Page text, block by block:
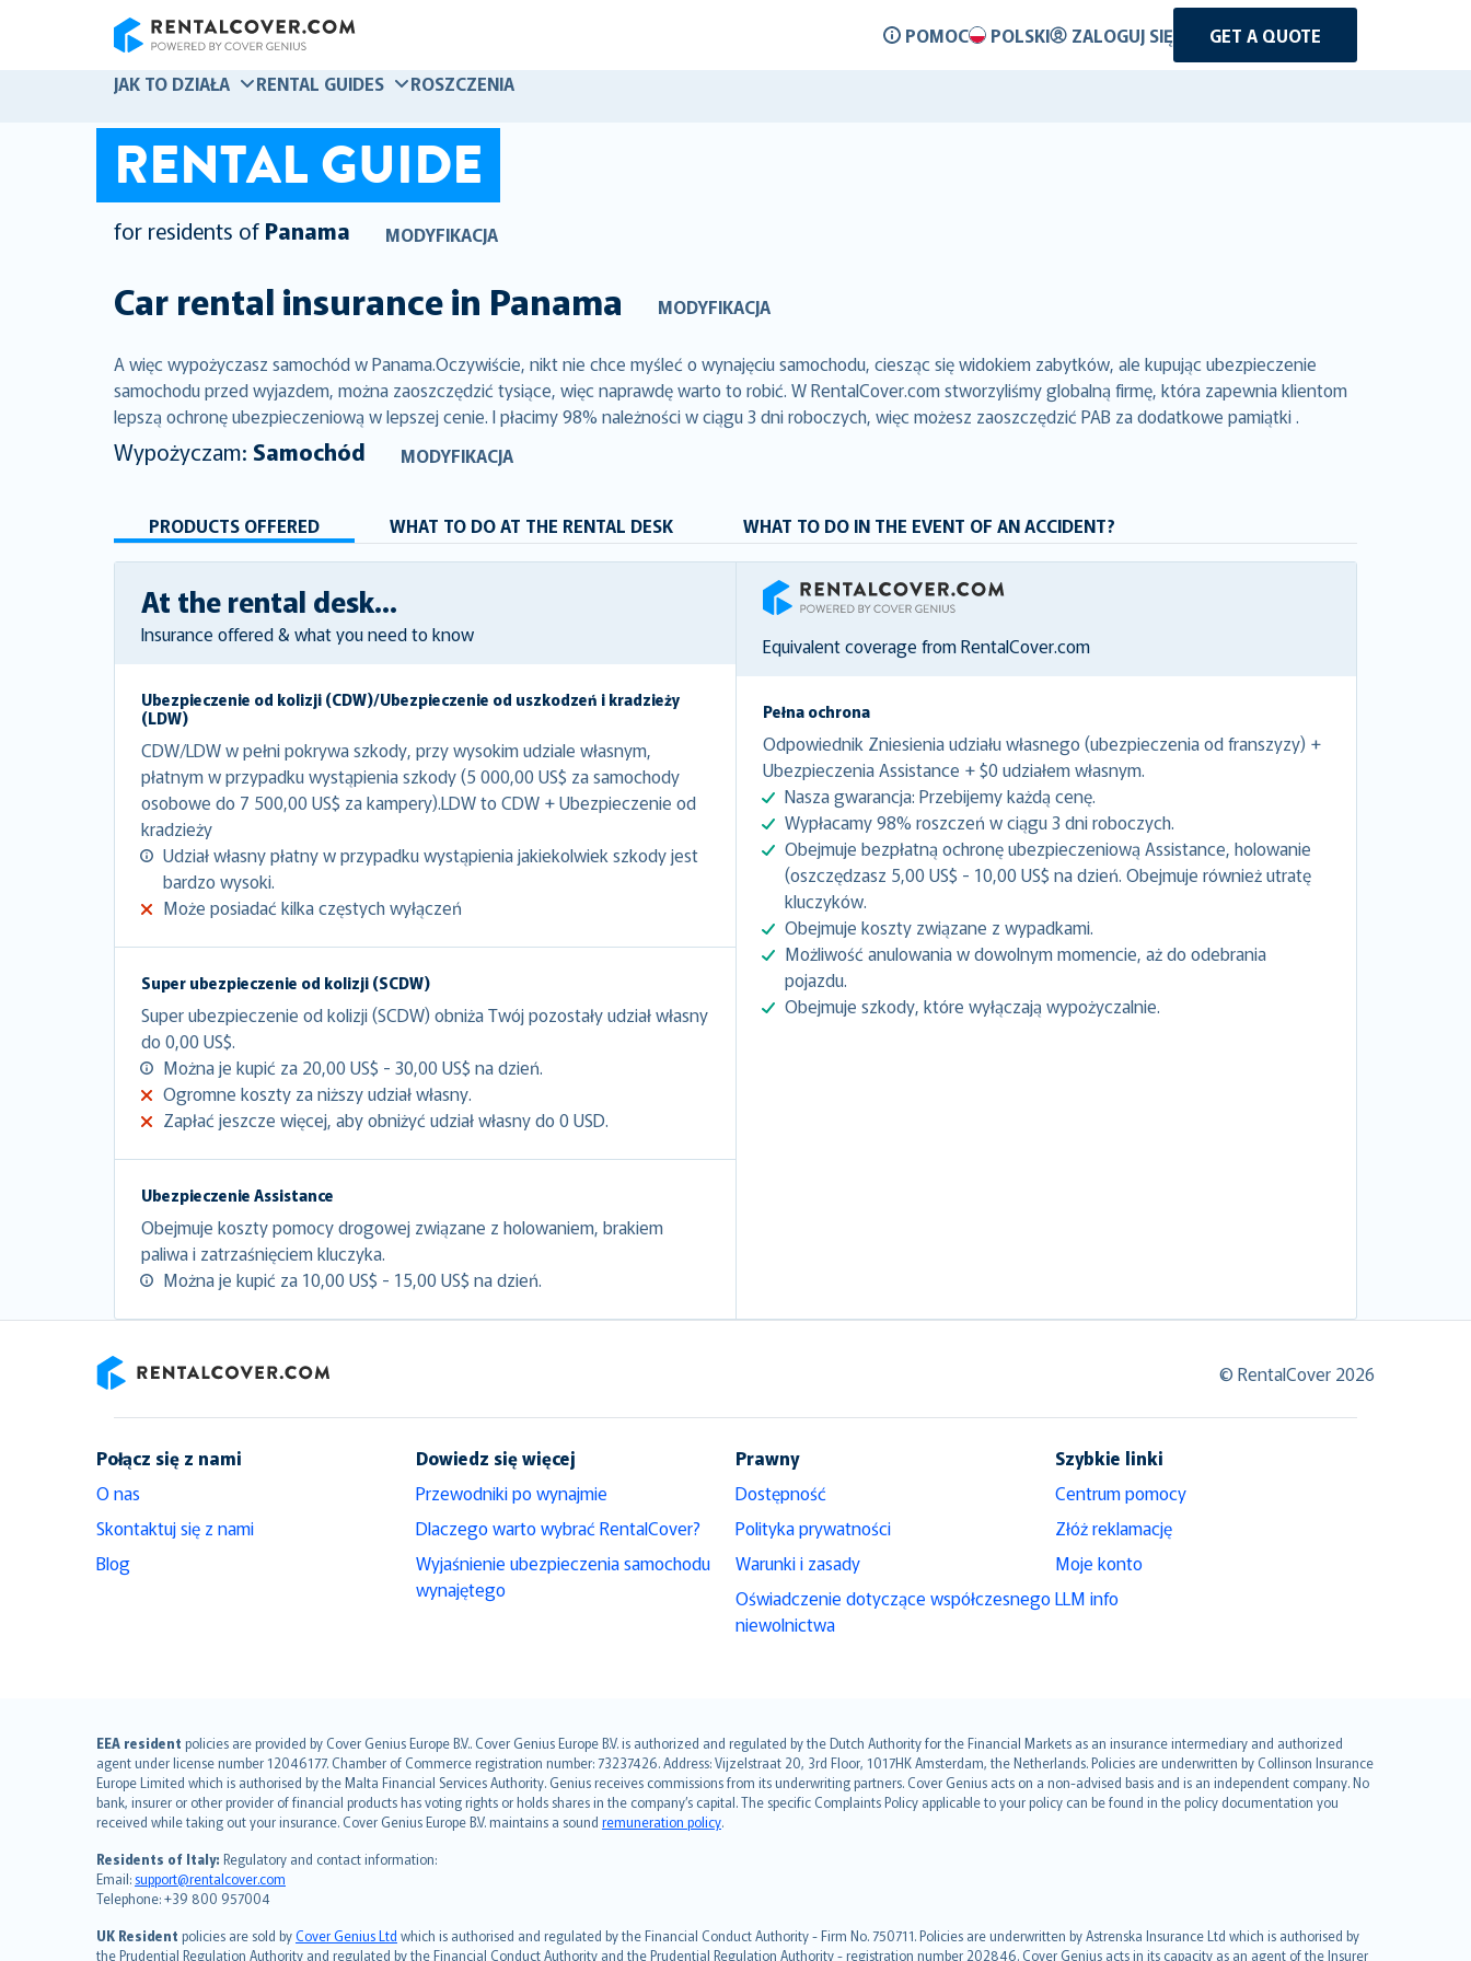
POMOC POLSKI ZALOGUJ SIĘ
GET A QUOTE
JAK TO DZIAŁA
RENTAL GUIDES ROSZCZENIA
RENTAL GUIDE
for residents of Panama MODYFIKACJA
Car rental insurance in Panama MODYFIKACJA
A więc wypożyczasz samochód w Panama.Oczywiście, nikt nie chce myśleć o wynajęciu samochodu, ciesząc się widokiem zabytków, ale kupując ubezpieczenie
samochodu przed wyjazdem, można zaoszczędzić tysiące, więc naprawdę warto to robić. W RentalCover.com stworzyliśmy globalną firmę, która zapewnia klientom
lepszą ochronę ubezpieczeniową w lepszej cenie. I płacimy 98% należności w ciągu 3 dni roboczych, więc możesz zaoszczędzić PAB za dodatkowe pamiątki .
Wypożyczam: Samochód MODYFIKACJA
PRODUCTS OFFERED WHAT TO DO AT THE RENTAL DESK WHAT TO DO IN THE EVENT OF AN ACCIDENT?
At the rental desk...
Insurance offered & what you need to know
Ubezpieczenie od kolizji (CDW)/Ubezpieczenie od uszkodzeń i kradzieży
(LDW)
CDW/LDW w pełni pokrywa szkody, przy wysokim udziale własnym,
płatnym w przypadku wystąpienia szkody (5 000,00 US$ za samochody
osobowe do 7 500,00 US$ za kampery).LDW to CDW + Ubezpieczenie od
kradzieży
Udział własny płatny w przypadku wystąpienia jakiekolwiek szkody jest
bardzo wysoki.
Może posiadać kilka częstych wyłączeń
Super ubezpieczenie od kolizji (SCDW)
Super ubezpieczenie od kolizji (SCDW) obniża Twój pozostały udział własny
do 0,00 US$.
Można je kupić za 20,00 US$ - 30,00 US$ na dzień.
Ogromne koszty za niższy udział własny.
Zapłać jeszcze więcej, aby obniżyć udział własny do 0 USD.
Ubezpieczenie Assistance
Obejmuje koszty pomocy drogowej związane z holowaniem, brakiem
paliwa i zatrzaśnięciem kluczyka.
Można je kupić za 10,00 US$ - 15,00 US$ na dzień.
RentalCover
Equivalent coverage from RentalCover.com
Pełna ochrona
Odpowiednik Zniesienia udziału własnego (ubezpieczenia od franszyzy) +
Ubezpieczenia Assistance + $0 udziałem własnym.
Nasza gwarancja: Przebijemy każdą cenę.
Wypłacamy 98% roszczeń w ciągu 3 dni roboczych.
Obejmuje bezpłatną ochronę ubezpieczeniową Assistance, holowanie
(oszczędzasz 5,00 US$ - 10,00 US$ na dzień. Obejmuje również utratę
kluczyków.
Obejmuje koszty związane z wypadkami.
Możliwość anulowania w dowolnym momencie, aż do odebrania
pojazdu.
Obejmuje szkody, które wyłączają wypożyczalnie.
© RentalCover 2026
Połącz się z nami
O nas
Skontaktuj się z nami
Blog
Dowiedz się więcej
Przewodniki po wynajmie
Dlaczego warto wybrać RentalCover?
Wyjaśnienie ubezpieczenia samochodu
wynajętego
Prawny
Dostępność
Polityka prywatności
Warunki i zasady
Oświadczenie dotyczące współczesnego
niewolnictwa
Szybkie linki
Centrum pomocy
Złóż reklamację
Moje konto
LLM info
EEA resident policies are provided by Cover Genius Europe B.V.. Cover Genius Europe B.V. is authorized and regulated by the Dutch Authority for the Financial Markets as an insurance intermediary and authorized
agent under license number 12046177. Chamber of Commerce registration number: 73237426. Address: Vijzelstraat 20, 3rd Floor, 1017HK Amsterdam, the Netherlands. Policies are underwritten by Collinson Insurance
Europe Limited which is authorised by the Malta Financial Services Authority. Genius receives commissions from its underwriting partners. Cover Genius acts on a non-advised basis and is an independent company. No
bank, insurer or other provider of financial products has voting rights or holds shares in the company’s capital. The specific Complaints Policy applicable to your policy can be found in the policy documentation you
received while taking out your insurance. Cover Genius Europe B.V. maintains a sound remuneration policy.
Residents of Italy: Regulatory and contact information:
Email: support@rentalcover.com
Telephone: +39 800 957004
UK Resident policies are sold byCover Genius Ltd which is authorised and regulated by the Financial Conduct Authority - Firm No. 750711. Policies are underwritten by Astrenska Insurance Ltd which is authorised by
the Prudential Regulation Authority and regulated by the Financial Conduct Authority and the Prudential Regulation Authority - registration number 202846. Cover Genius acts in its capacity as an agent of the Insurer
English (UK)
English (US)
Deutsch
français
Nederlands
español
italiano
简体中文
繁體中文